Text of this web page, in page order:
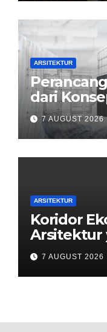
ARSITEKTUR
dari
7 AUGUST 2026
ARSITEKTUR
Koridor
Arsitektur
dengan
7 AUGUST 2026